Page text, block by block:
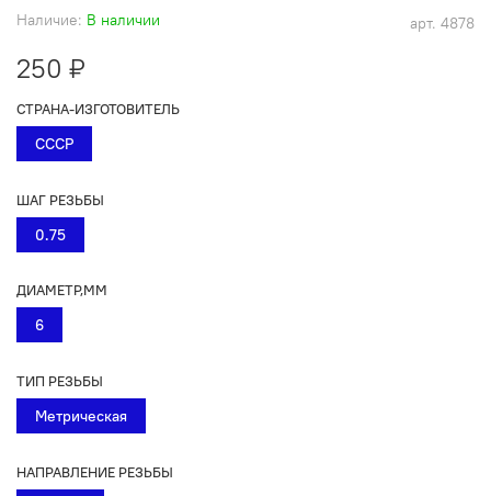
арт. 4878
Наличие: В наличии
250 ₽
СТРАНА-ИЗГОТОВИТЕЛЬ
СССР
ШАГ РЕЗЬБЫ
0.75
ДИАМЕТР,ММ
6
ТИП РЕЗЬБЫ
Метрическая
НАПРАВЛЕНИЕ РЕЗЬБЫ